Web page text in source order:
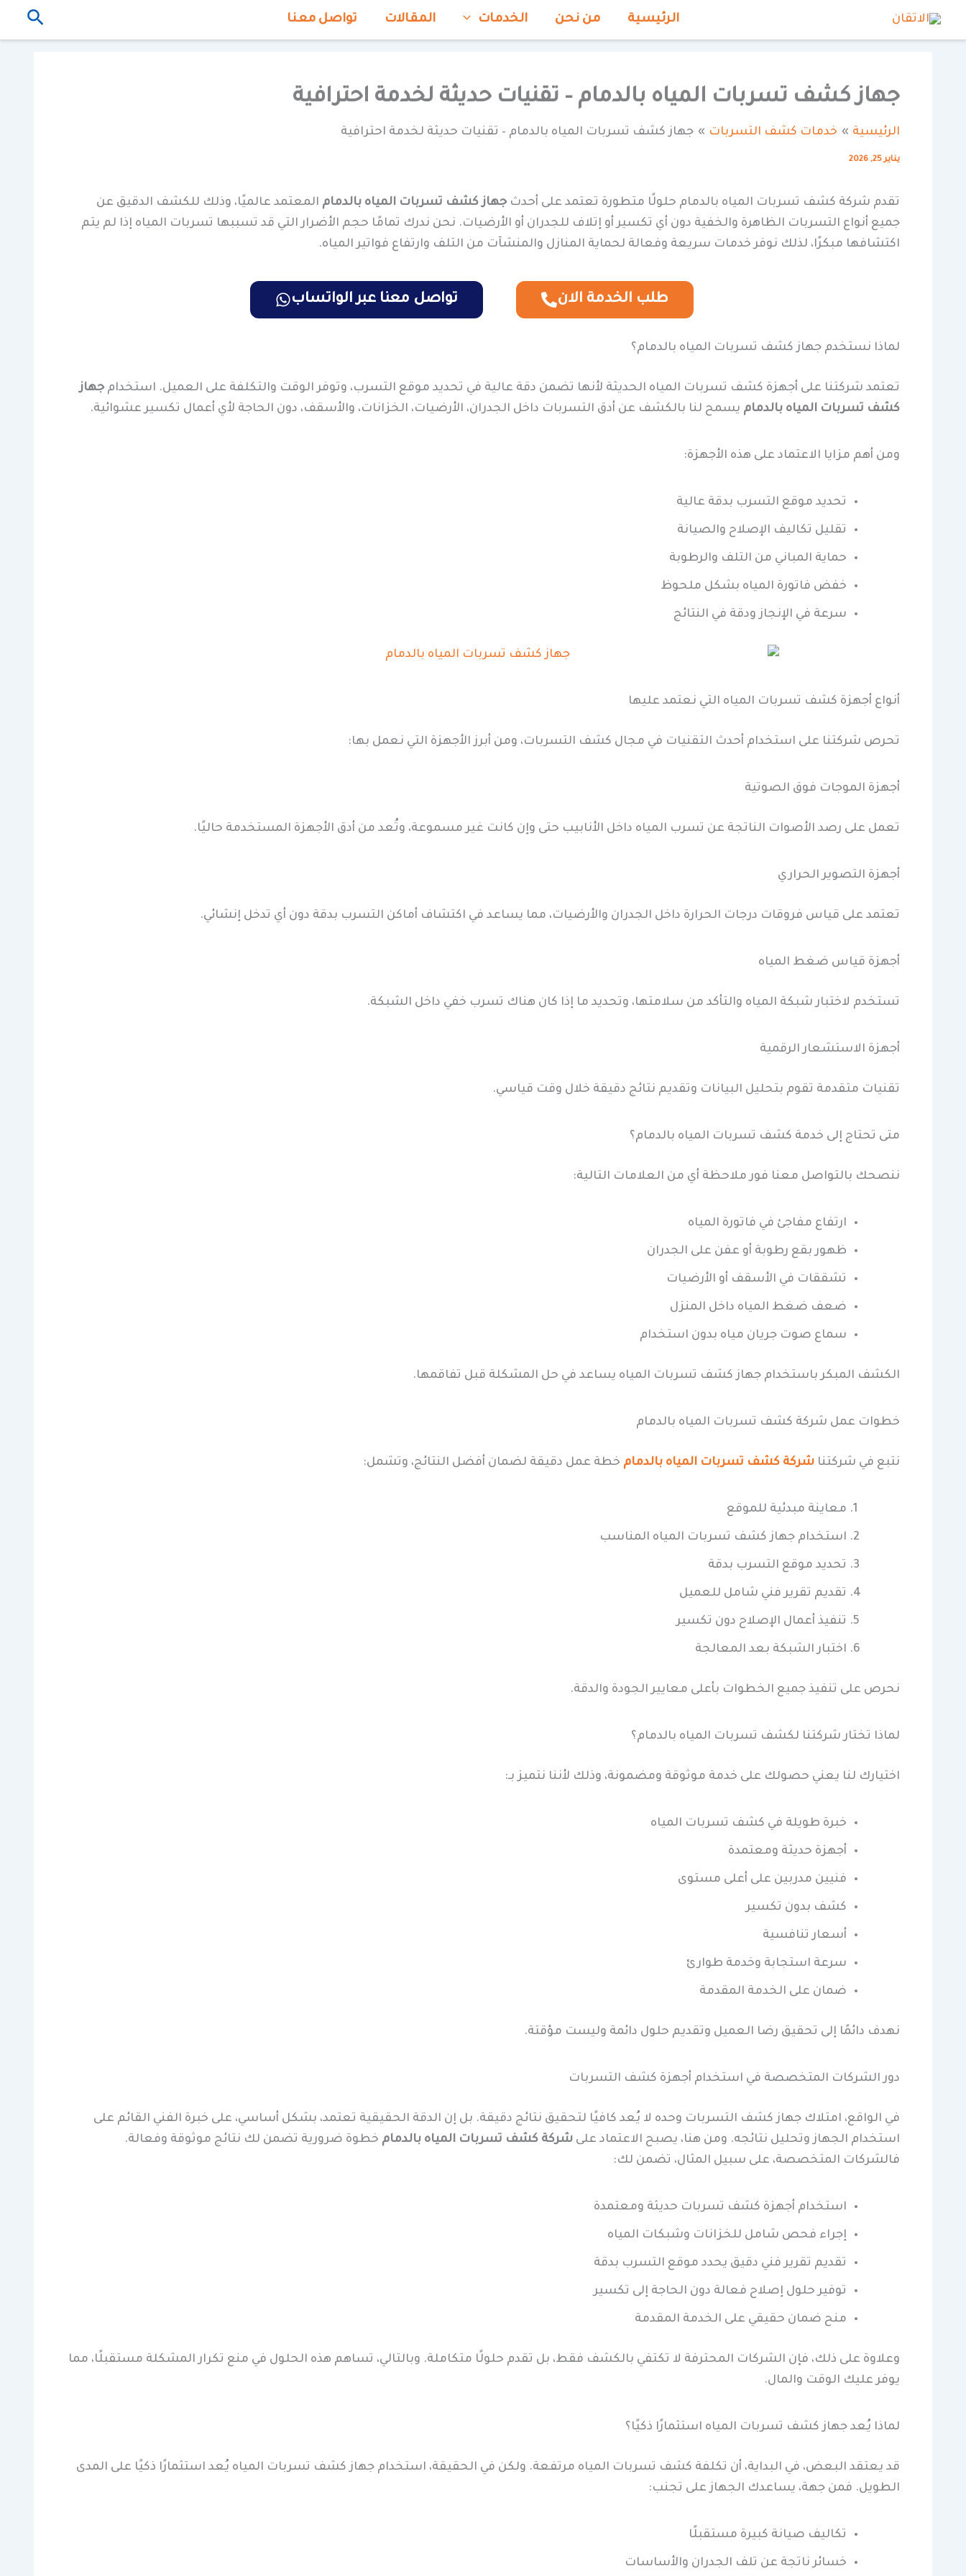
الرئيسية من نحن الخدمات المقالات تواصل معنا البحث
جهاز كشف تسربات المياه بالدمام – تقنيات حديثة لخدمة احترافية
الرئيسية خدمات كشف التسربات جهاز كشف تسربات المياه بالدمام – تقنيات حديثة لخدمة احترافية
يناير 25, 2026
تقدم شركة كشف تسربات المياه بالدمام حلولًا متطورة تعتمد على أحدثجهاز كشف تسربات المياه بالدمام المعتمد عالميًا، وذلك للكشف الدقيق عن
جميع أنواع التسربات الظاهرة والخفية دون أي تكسير أو إتلاف للجدران أو الأرضيات. نحن ندرك تمامًا حجم الأضرار التي قد تسببها تسربات المياه إذا لم يتم
اكتشافها مبكرًا، لذلك نوفر خدمات سريعة وفعالة لحماية المنازل والمنشآت من التلف وارتفاع فواتير المياه.
طلب الخدمة الان تواصل معنا عبر الواتساب
لماذا نستخدم جهاز كشف تسربات المياه بالدمام؟
تعتمد شركتنا على أجهزة كشف تسربات المياه الحديثة لأنها تضمن دقة عالية في تحديد موقع التسرب، وتوفر الوقت والتكلفة على العميل. استخدامجهاز
كشف تسربات المياه بالدمام يسمح لنا بالكشف عن أدق التسربات داخل الجدران، الأرضيات، الخزانات، والأسقف، دون الحاجة لأي أعمال تكسير عشوائية.
ومن أهم مزايا الاعتماد على هذه الأجهزة:
تحديد موقع التسرب بدقة عالية
تقليل تكاليف الإصلاح والصيانة
حماية المباني من التلف والرطوبة
خفض فاتورة المياه بشكل ملحوظ
سرعة في الإنجاز ودقة في النتائج
أنواع أجهزة كشف تسربات المياه التي نعتمد عليها
تحرص شركتنا على استخدام أحدث التقنيات في مجال كشف التسربات، ومن أبرز الأجهزة التي نعمل بها:
أجهزة الموجات فوق الصوتية
تعمل على رصد الأصوات الناتجة عن تسرب المياه داخل الأنابيب حتى وإن كانت غير مسموعة، وتُعد من أدق الأجهزة المستخدمة حاليًا.
أجهزة التصوير الحراري
تعتمد على قياس فروقات درجات الحرارة داخل الجدران والأرضيات، مما يساعد في اكتشاف أماكن التسرب بدقة دون أي تدخل إنشائي.
أجهزة قياس ضغط المياه
تستخدم لاختبار شبكة المياه والتأكد من سلامتها، وتحديد ما إذا كان هناك تسرب خفي داخل الشبكة.
أجهزة الاستشعار الرقمية
تقنيات متقدمة تقوم بتحليل البيانات وتقديم نتائج دقيقة خلال وقت قياسي.
متى تحتاج إلى خدمة كشف تسربات المياه بالدمام؟
ننصحك بالتواصل معنا فور ملاحظة أي من العلامات التالية:
ارتفاع مفاجئ في فاتورة المياه
ظهور بقع رطوبة أو عفن على الجدران
تشققات في الأسقف أو الأرضيات
ضعف ضغط المياه داخل المنزل
سماع صوت جريان مياه بدون استخدام
الكشف المبكر باستخدام جهاز كشف تسربات المياه يساعد في حل المشكلة قبل تفاقمها.
خطوات عمل شركة كشف تسربات المياه بالدمام
نتبع في شركتنا شركة كشف تسربات المياه بالدمام خطة عمل دقيقة لضمان أفضل النتائج، وتشمل:
معاينة مبدئية للموقع
استخدام جهاز كشف تسربات المياه المناسب
تحديد موقع التسرب بدقة
تقديم تقرير فني شامل للعميل
تنفيذ أعمال الإصلاح دون تكسير
اختبار الشبكة بعد المعالجة
نحرص على تنفيذ جميع الخطوات بأعلى معايير الجودة والدقة.
لماذا تختار شركتنا لكشف تسربات المياه بالدمام؟
اختيارك لنا يعني حصولك على خدمة موثوقة ومضمونة، وذلك لأننا نتميز بـ:
خبرة طويلة في كشف تسربات المياه
أجهزة حديثة ومعتمدة
فنيين مدربين على أعلى مستوى
كشف بدون تكسير
أسعار تنافسية
سرعة استجابة وخدمة طوارئ
ضمان على الخدمة المقدمة
نهدف دائمًا إلى تحقيق رضا العميل وتقديم حلول دائمة وليست مؤقتة.
دور الشركات المتخصصة في استخدام أجهزة كشف التسربات
في الواقع، امتلاك جهاز كشف التسربات وحده لا يُعد كافيًا لتحقيق نتائج دقيقة. بل إن الدقة الحقيقية تعتمد، بشكل أساسي، على خبرة الفني القائم على
استخدام الجهاز وتحليل نتائجه. ومن هنا، يصبح الاعتماد على شركة كشف تسربات المياه بالدمام خطوة ضرورية تضمن لك نتائج موثوقة وفعالة.
فالشركات المتخصصة، على سبيل المثال، تضمن لك:
استخدام أجهزة كشف تسربات حديثة ومعتمدة
إجراء فحص شامل للخزانات وشبكات المياه
تقديم تقرير فني دقيق يحدد موقع التسرب بدقة
توفير حلول إصلاح فعالة دون الحاجة إلى تكسير
منح ضمان حقيقي على الخدمة المقدمة
وعلاوة على ذلك، فإن الشركات المحترفة لا تكتفي بالكشف فقط، بل تقدم حلولًا متكاملة. وبالتالي، تساهم هذه الحلول في منع تكرار المشكلة مستقبلًا، مما
يوفر عليك الوقت والمال.
لماذا يُعد جهاز كشف تسربات المياه استثمارًا ذكيًا؟
قد يعتقد البعض، في البداية، أن تكلفة كشف تسربات المياه مرتفعة. ولكن في الحقيقة، استخدام جهاز كشف تسربات المياه يُعد استثمارًا ذكيًا على المدى
الطويل. فمن جهة، يساعدك الجهاز على تجنب:
تكاليف صيانة كبيرة مستقبلًا
خسائر ناتجة عن تلف الجدران والأساسات